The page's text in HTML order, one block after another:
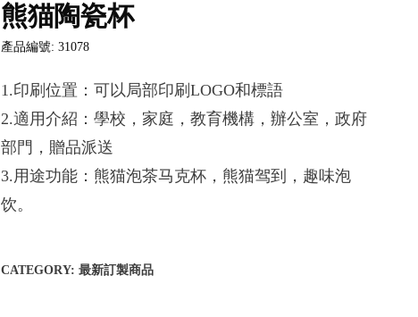
熊猫陶瓷杯
產品編號: 31078
1.印刷位置：可以局部印刷LOGO和標語
2.適用介紹：學校，家庭，教育機構，辦公室，政府
部門，贈品派送
3.用途功能：熊猫泡茶马克杯，熊猫驾到，趣味泡
饮。
CATEGORY: 最新訂製商品